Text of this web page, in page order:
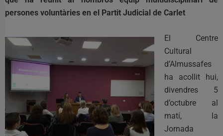
persones voluntàries en el Partit Judicial de Carlet
El Centre
Cultural
d’Almussafes
ha acollit hui,
divendres 5
d’octubre al
matí, la
Jornada